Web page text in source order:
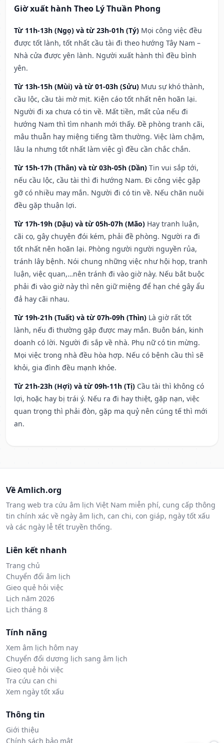
Giờ xuất hành Theo Lý Thuần Phong
Từ 11h-13h (Ngọ) và từ 23h-01h (Tý) Mọi công việc đều
được tốt lành, tốt nhất cầu tài đi theo hướng Tây Nam –
Nhà cửa được yên lành. Người xuất hành thì đều bình
yên.
Từ 13h-15h (Mùi) và từ 01-03h (Sửu) Mưu sự khó thành,
cầu lộc, cầu tài mờ mịt. Kiện cáo tốt nhất nên hoãn lại.
Người đi xa chưa có tin về. Mất tiền, mất của nếu đi
hướng Nam thì tìm nhanh mới thấy. Đề phòng tranh cãi,
mâu thuẫn hay miệng tiếng tầm thường. Việc làm chậm,
lâu la nhưng tốt nhất làm việc gì đều cần chắc chắn.
Từ 15h-17h (Thân) và từ 03h-05h (Dần) Tin vui sắp tới,
nếu cầu lộc, cầu tài thì đi hướng Nam. Đi công việc gặp
gỡ có nhiều may mắn. Người đi có tin về. Nếu chăn nuôi
đều gặp thuận lợi.
Từ 17h-19h (Dậu) và từ 05h-07h (Mão) Hay tranh luận,
cãi cọ, gây chuyện đói kém, phải đề phòng. Người ra đi
tốt nhất nên hoãn lại. Phòng người người nguyền rủa,
tránh lây bệnh. Nói chung những việc như hội họp, tranh
luận, việc quan,…nên tránh đi vào giờ này. Nếu bắt buộc
phải đi vào giờ này thì nên giữ miệng để hạn ché gây ẩu
đả hay cãi nhau.
Từ 19h-21h (Tuất) và từ 07h-09h (Thìn) Là giờ rất tốt
lành, nếu đi thường gặp được may mắn. Buôn bán, kinh
doanh có lời. Người đi sắp về nhà. Phụ nữ có tin mừng.
Mọi việc trong nhà đều hòa hợp. Nếu có bệnh cầu thì sẽ
khỏi, gia đình đều mạnh khỏe.
Từ 21h-23h (Hợi) và từ 09h-11h (Tị) Cầu tài thì không có
lợi, hoặc hay bị trái ý. Nếu ra đi hay thiệt, gặp nạn, việc
quan trọng thì phải đòn, gặp ma quỷ nên cúng tế thì mới
an.
Về Amlich.org
Trang web tra cứu âm lịch Việt Nam miễn phí, cung cấp thông
tin chính xác về ngày âm lịch, can chi, con giáp, ngày tốt xấu
và các ngày lễ tết truyền thống.
Liên kết nhanh
Trang chủ
Chuyển đổi âm lịch
Gieo quẻ hỏi việc
Lịch năm 2026
Lịch tháng 8
Tính năng
Xem âm lịch hôm nay
Chuyển đổi dương lịch sang âm lịch
Gieo quẻ hỏi việc
Tra cứu can chi
Xem ngày tốt xấu
Thông tin
Giới thiệu
Chính sách bảo mật